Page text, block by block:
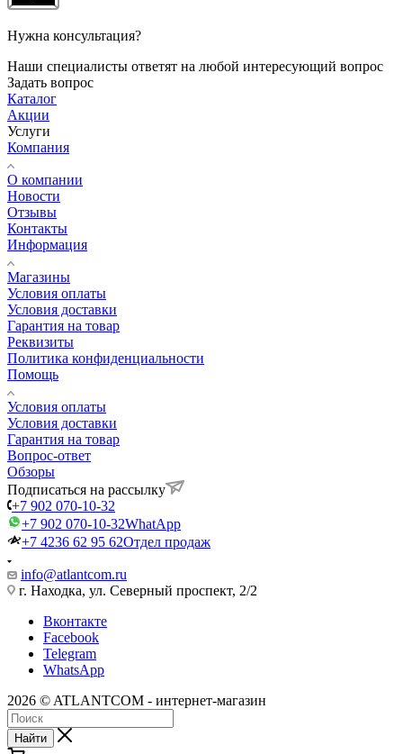
Нужна консультация?
Наши специалисты ответят на любой интересующий вопрос
Задать вопрос
Каталог
Акции
Услуги
Компания
О компании
Новости
Отзывы
Контакты
Информация
Магазины
Условия оплаты
Условия доставки
Гарантия на товар
Реквизиты
Политика конфиденциальности
Помощь
Условия оплаты
Условия доставки
Гарантия на товар
Вопрос-ответ
Обзоры
Подписаться на рассылку
+7 902 070-10-32
+7 902 070-10-32WhatApp
+7 4236 62 95 62Отдел продаж
info@atlantcom.ru
г. Находка, ул. Северный проспект, 2/2
Вконтакте
Facebook
Telegram
WhatsApp
2026 © ATLANTCOM - интернет-магазин
Найти